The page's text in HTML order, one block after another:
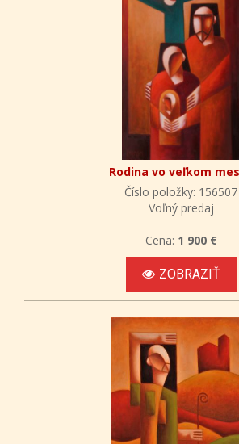
Rodina vo veľkom
Číslo položky: 156507
Voľný predaj
Cena: 1 900 €
ZOBRAZIŤ